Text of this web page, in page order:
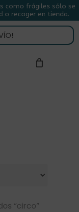
como frágiles sólo se
o recoger en tienda.
CLOSE
CART
“circo”